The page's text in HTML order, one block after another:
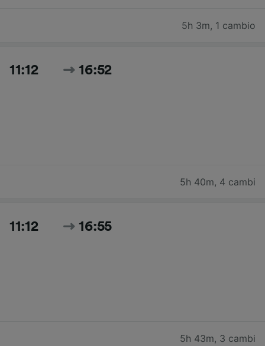
5h 3m, 1 cambio
11:12 16:52
5h 40m, 4 cambi
11:12 16:55
5h 43m, 3 cambi